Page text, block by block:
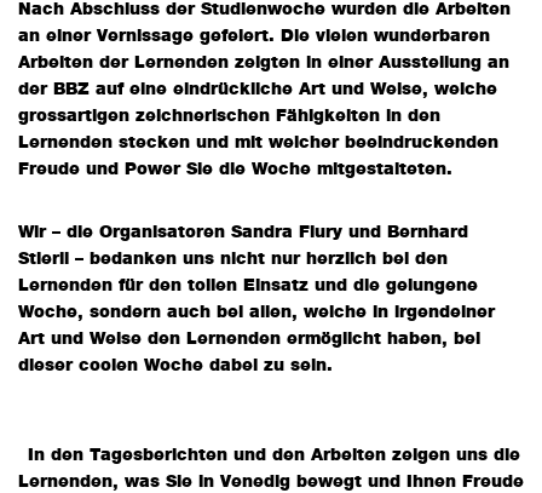
Nach Abschluss der Studienwoche wurden die Arbeiten
an einer Vernissage gefeiert. Die vielen wunderbaren
Arbeiten der Lernenden zeigten in einer Ausstellung an
der BBZ auf eine eindrückliche Art und Weise, welche
grossartigen zeichnerischen Fähigkeiten in den
Lernenden stecken und mit welcher beeindruckenden
Freude und Power Sie die Woche mitgestalteten.
Wir – die Organisatoren Sandra Flury und Bernhard
Stierli – bedanken uns nicht nur herzlich bei den
Lernenden für den tollen Einsatz und die gelungene
Woche, sondern auch bei allen, welche in irgendeiner
Art und Weise den Lernenden ermöglicht haben, bei
dieser coolen Woche dabei zu sein.
In den Tagesberichten und den Arbeiten zeigen uns die
Lernenden, was Sie in Venedig bewegt und Ihnen Freude